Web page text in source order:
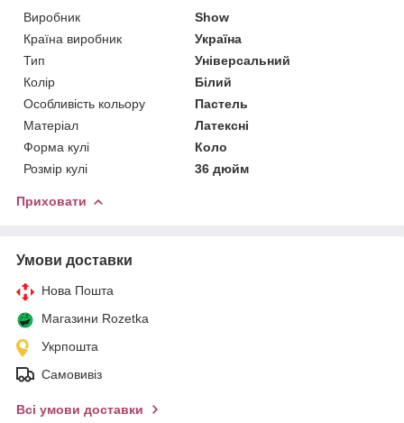
Виробник
Show
Країна виробник
Україна
Тип
Універсальний
Колір
Білий
Особливість кольору
Пастель
Матеріал
Латексні
Форма кулі
Коло
Розмір кулі
36 дюйм
Приховати
Умови доставки
Нова Пошта
Магазини Rozetka
Укрпошта
Самовивіз
Всі умови доставки